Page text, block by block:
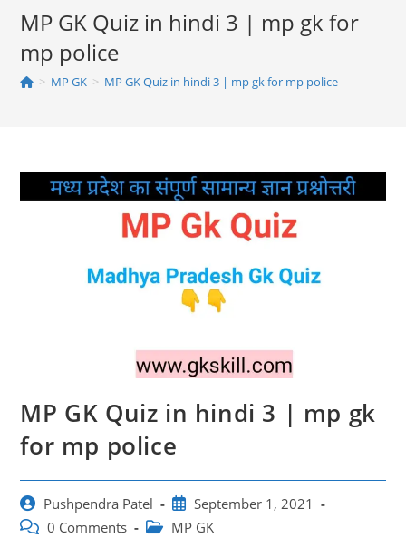
MP GK Quiz in hindi 3 | mp gk for
mp police
> MP GK > MP GK Quiz in hindi 3 | mp gk for mp police
MP GK Quiz in hindi 3 | mp gk
for mp police
Post
author:
Pushpendra Patel
Post
published:
September 1, 2021
Post 0 Comments
Post MP GK